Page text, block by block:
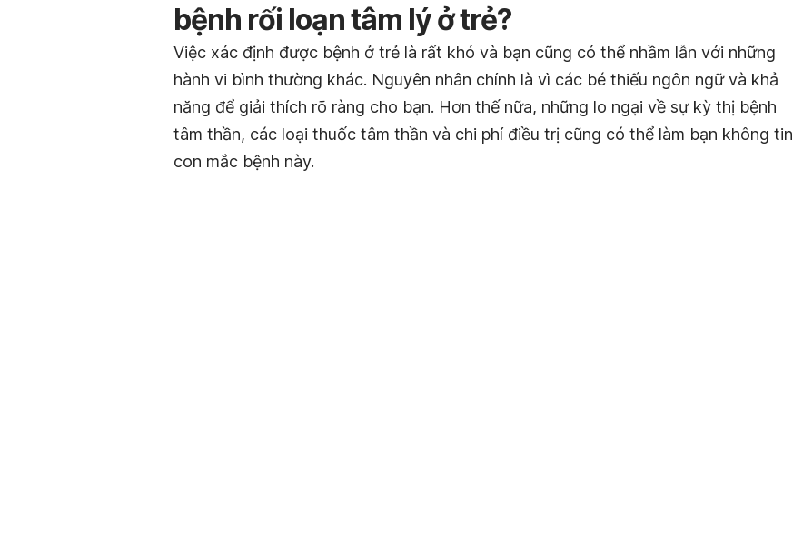
bệnh rối loạn tâm lý ở trẻ?
Việc xác định được bệnh ở trẻ là rất khó và bạn cũng có thể nhầm lẫn với những
hành vi bình thường khác. Nguyên nhân chính là vì các bé thiếu ngôn ngữ và khả
năng để giải thích rõ ràng cho bạn. Hơn thế nữa, những lo ngại về sự kỳ thị bệnh
tâm thần, các loại thuốc tâm thần và chi phí điều trị cũng có thể làm bạn không tin
con mắc bệnh này.